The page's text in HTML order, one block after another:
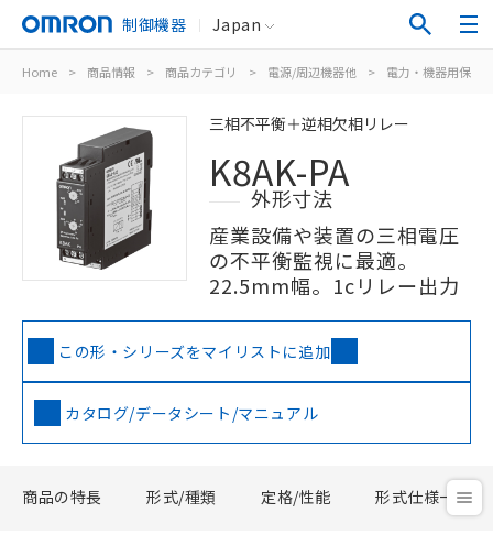
制御機器 Japan
Home > 商品情報 > 商品カテゴリ > 電源/周辺機器他 > 電力・機器用保護
三相不平衡＋逆相欠相リレー
K8AK-PA
外形寸法
産業設備や装置の三相電圧
の不平衡監視に最適。
22.5mm幅。1cリレー出力
この形・シリーズをマイリストに追加
カタログ/データシート/マニュアル
商品の特長 形式/種類 定格/性能 形式仕様一覧